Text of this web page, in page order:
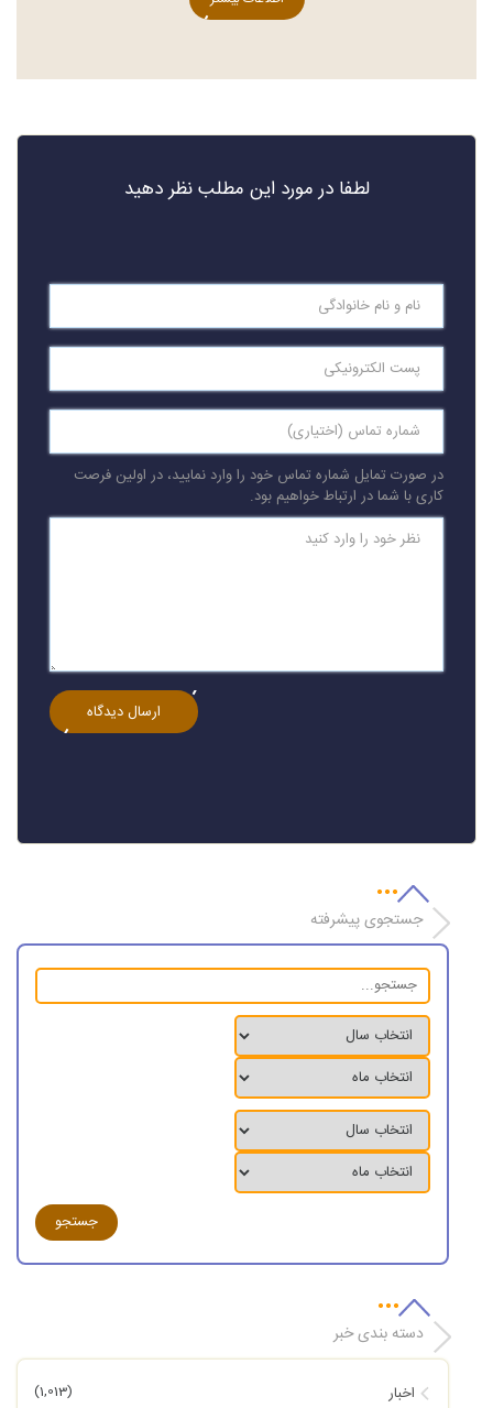
لطفا در مورد این مطلب نظر دهید
در صورت تمایل شماره تماس خود را وارد نمایید، در اولین فرصت
کاری با شما در ارتباط خواهیم بود.
جستجوی پیشرفته
دسته بندی خبر
اخبار (1,013)